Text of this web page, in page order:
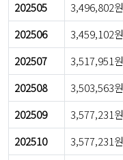
202505
3,496,802원
202506
3,459,102원
202507
3,517,951원
202508
3,503,563원
202509
3,577,231원
202510
3,577,231원